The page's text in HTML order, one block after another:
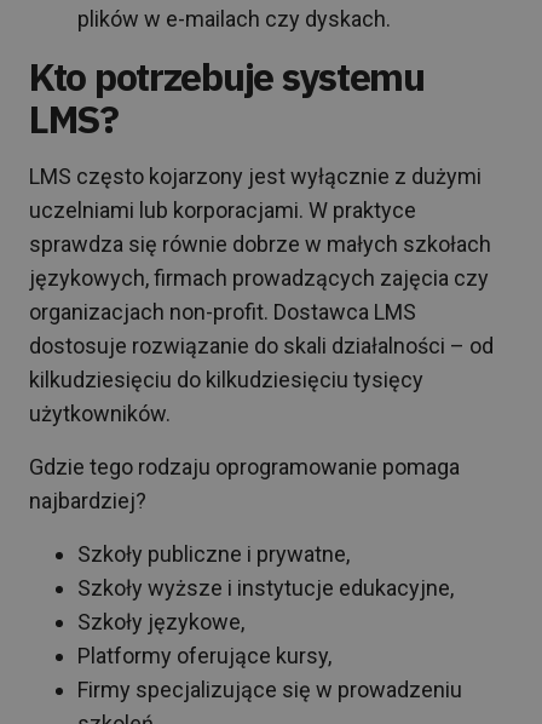
plików w e-mailach czy dyskach.
Kto potrzebuje systemu
LMS?
LMS często kojarzony jest wyłącznie z dużymi
uczelniami lub korporacjami. W praktyce
sprawdza się równie dobrze w małych szkołach
językowych, firmach prowadzących zajęcia czy
organizacjach non-profit. Dostawca LMS
dostosuje rozwiązanie do skali działalności – od
kilkudziesięciu do kilkudziesięciu tysięcy
użytkowników.
Gdzie tego rodzaju oprogramowanie pomaga
najbardziej?
Szkoły publiczne i prywatne,
Szkoły wyższe i instytucje edukacyjne,
Szkoły językowe,
Platformy oferujące kursy,
Firmy specjalizujące się w prowadzeniu